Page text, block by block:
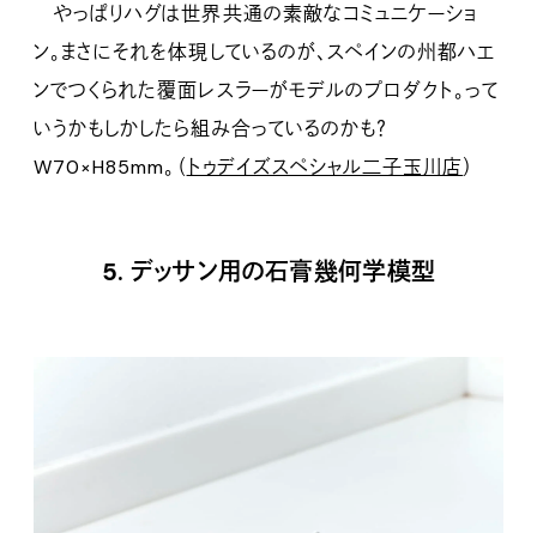
やっぱりハグは世界共通の素敵なコミュニケーショ
ン。まさにそれを体現しているのが、スペインの州都ハエ
ンでつくられた覆面レスラーがモデルのプロダクト。って
いうかもしかしたら組み合っているのかも？
W70×H85mm。（ トゥデイズスペシャル二子玉川店）
5. デッサン用の石膏幾何学模型